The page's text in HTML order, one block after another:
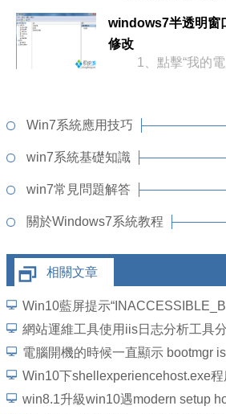
windows7半透明窗
修改
1、點擊“我的電
Win7系統應用技巧
win7系統基礎知識
win7常見問題解答
關於Windows7系統教程
相關文章
Win10下shellexperiencehost.exe